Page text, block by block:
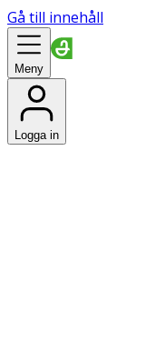
Gå till innehåll
Meny
Logga in